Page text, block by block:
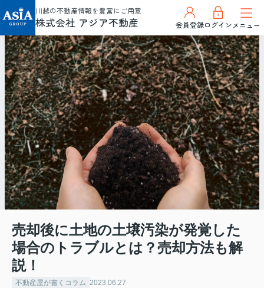
川越の不動産情報を豊富にご用意
株式会社 アジア不動産 会員登録ログインメニュー
売却後に土地の土壌汚染が発覚した
場合のトラブルとは？売却方法も解
説！
不動産屋が書くコラム 2023.06.27